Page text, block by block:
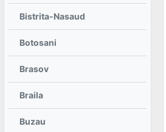
Bistrita-Nasaud
Botosani
Brasov
Braila
Buzau